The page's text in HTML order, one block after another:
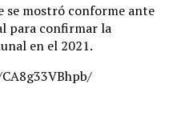
se mostró conforme ante
para confirmar la
en el 2021.